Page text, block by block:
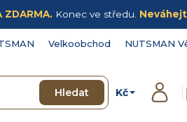
ZDARMA. Konec ve středu.
Velkoobchod NUTSMAN
Hledat Kč